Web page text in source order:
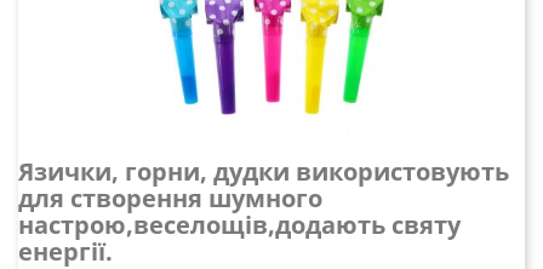
Язички, горни, дудки використовують
для створення шумного
настрою,веселощів,додають святу
енергії.